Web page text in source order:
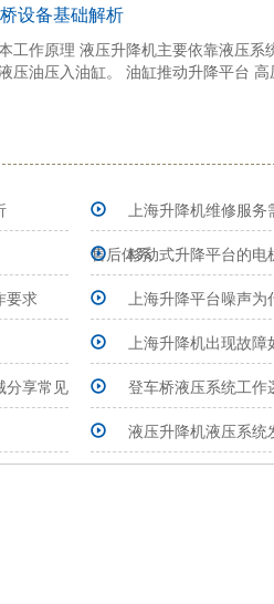
设备基础解析
工作原理 液压升降机主要依靠液压
压油压入油缸。 油缸推动升降平台
上海升降机维修服务
售后体系移动式升降平台的电
要求
上海升降平台噪声为
上海升降机出现故障
分享常见
登车桥液压系统工作
液压升降机液压系统